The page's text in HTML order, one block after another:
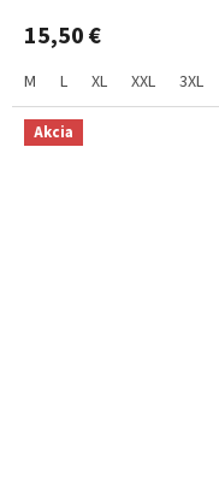
15,50 €
M L XL XXL 3XL
Akcia